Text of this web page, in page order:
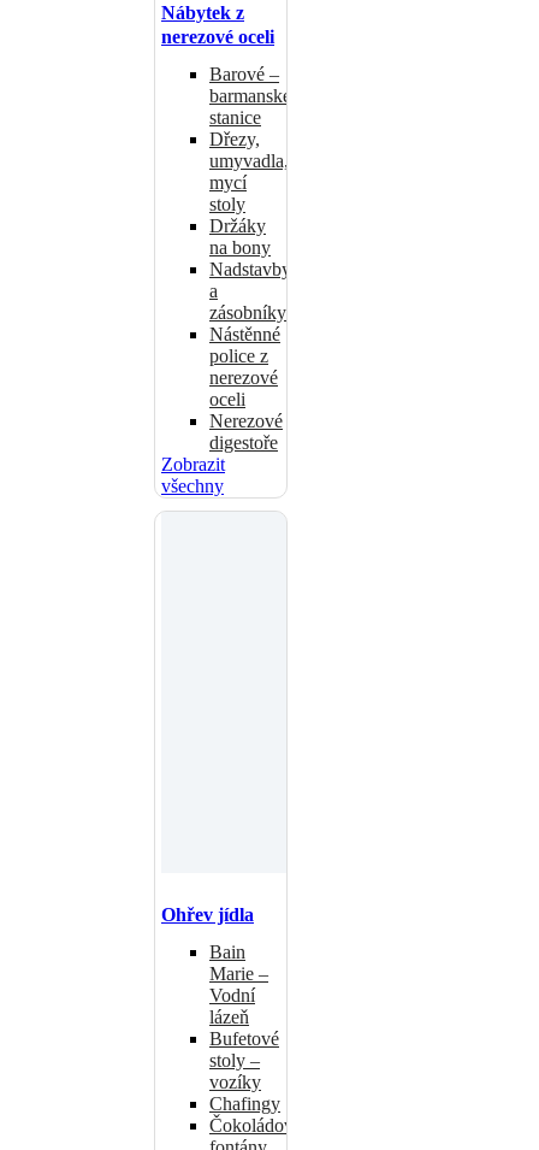
Nábytek z
nerezové oceli
Barové –
barmanské
stanice
Dřezy,
umyvadla,
mycí
stoly
Držáky
na bony
Nadstavby
a
zásobníky
Nástěnné
police z
nerezové
oceli
Nerezové
digestoře
Zobrazit
všechny
Ohřev jídla
Bain
Marie –
Vodní
lázeň
Bufetové
stoly –
vozíky
Chafingy
Čokoládové